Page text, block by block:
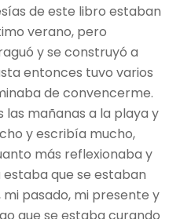
de este libro estaban
verano, pero
y se construyó a
entonces tuvo varios
de convencerme.
mañanas a la playa y
y escribía mucho,
más reflexionaba y
que se estaban
pasado, mi presente y
que se estaba curando